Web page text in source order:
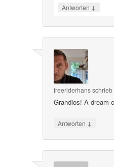
Antworten ↓
freeriderhansschrieb
Grandios! A dream
Antworten ↓